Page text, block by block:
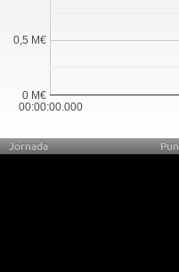
00:00:00.000
0 M€
0,5 M€
Jornada